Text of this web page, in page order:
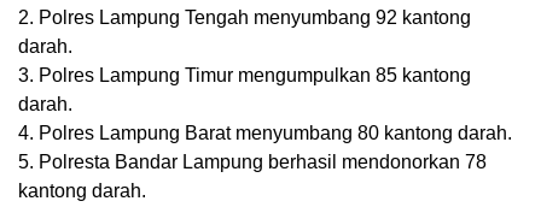
2. Polres Lampung Tengah menyumbang 92 kantong
darah.
3. Polres Lampung Timur mengumpulkan 85 kantong
darah.
4. Polres Lampung Barat menyumbang 80 kantong darah.
5. Polresta Bandar Lampung berhasil mendonorkan 78
kantong darah.